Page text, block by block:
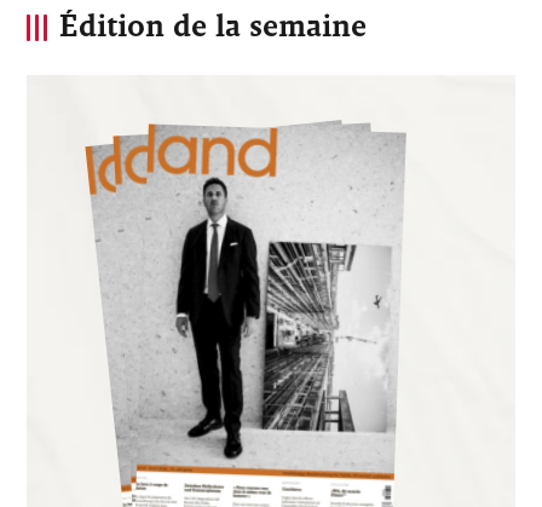
Édition de la semaine